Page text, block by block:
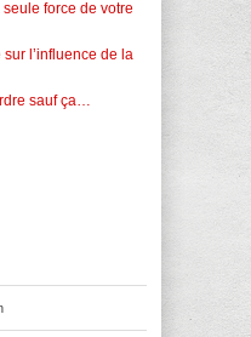
force de votre
l’influence de la
sauf ça…